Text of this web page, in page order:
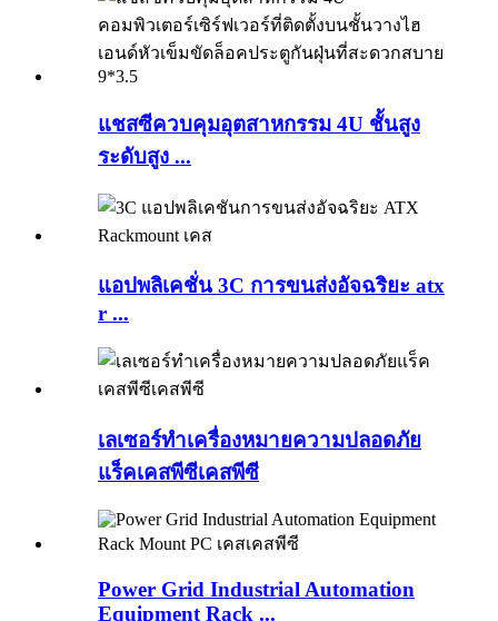
แชสซีควบคุมอุตสาหกรรม 4U ชั้นสูง
ระดับสูง ...
แอปพลิเคชั่น 3C การขนส่งอัจฉริยะ atx
r ...
เลเซอร์ทำเครื่องหมายความปลอดภัย
แร็คเคสพีซีเคสพีซี
Power Grid Industrial Automation
Equipment Rack ...